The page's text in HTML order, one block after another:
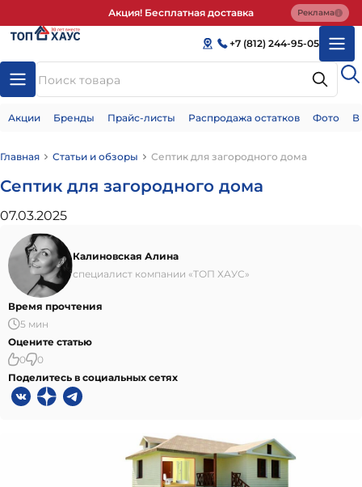
Акция! Бесплатная доставка Реклама
+7 (812) 244-95-05
Акции Бренды Прайс-листы Распродажа остатков Фото
Главная Статьи и обзоры Септик для загородного дома
Септик для загородного дома
07.03.2025
Калиновская Алина
специалист компании «ТОП ХАУС»
Время прочтения
5 мин
Оцените статью
0
0
Поделитесь в социальных сетях